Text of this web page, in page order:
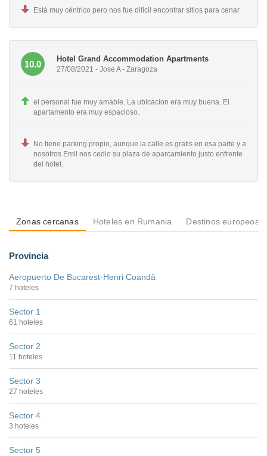
Está muy céntrico pero nos fue difícil encontrar sitios para cenar
10.0
Hotel Grand Accommodation Apartments
27/08/2021 - Jose A - Zaragoza
el personal fue muy amable. La ubicacion era muy buena. El
apartamento era muy espacioso.
No tiene parking propio, aunque la calle es gratis en esa parte y a
nosotros Emil nos cedio su plaza de aparcamiento justo enfrente
del hotel.
Zonas cercanas Hoteles en Rumania Destinos europeos
Provincia
Aeropuerto De Bucarest-Henri Coandă
7 hoteles
Sector 1
61 hoteles
Sector 2
11 hoteles
Sector 3
27 hoteles
Sector 4
3 hoteles
Sector 5